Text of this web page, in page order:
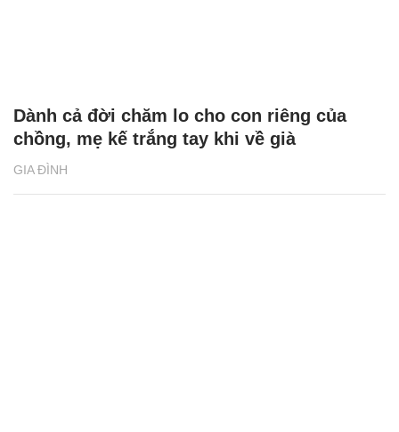
GIA ĐÌNH
Dành cả đời chăm lo cho con riêng của
chồng, mẹ kế trắng tay khi về già